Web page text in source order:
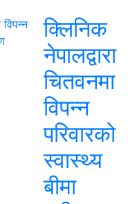
क्लिनिक
नेपालद्वारा
चितवनमा
विपन्न
परिवारको
स्वास्थ्य
बीमा